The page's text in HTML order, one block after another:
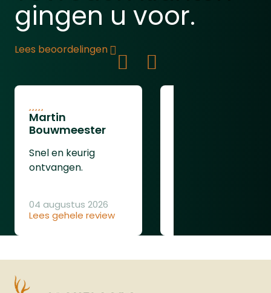
gingen u voor.
Lees beoordelingen
Martin
Bouwmeester
Snel en keurig
ontvangen.
Lees gehele review
04 augustus 2026